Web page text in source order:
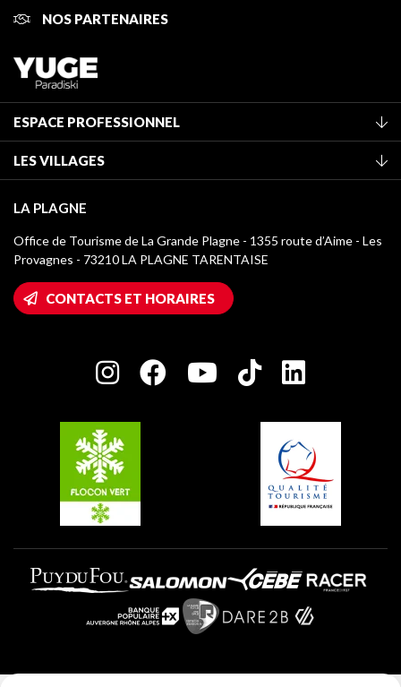
NOS PARTENAIRES
ESPACE PROFESSIONNEL
Classement des meublés
Taxe de séjour
Médiathèque
Logos La Plagne
Accès Wifi
Maison des Propriétaires
Charte des Acteurs Engagés
LES VILLAGES
Montchavin - Les Coches
Champagny-en-Vanoise
Plagne 1800
Plagne Villages
Plagne Aime 2000
LA PLAGNE
Office de Tourisme de La Grande Plagne - 1355 route d’Aime - Les
Provagnes - 73210 LA PLAGNE TARENTAISE
CONTACTS ET HORAIRES